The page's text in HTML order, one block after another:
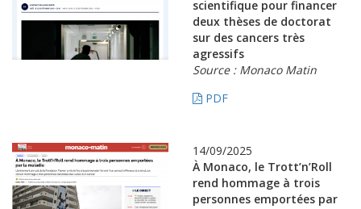
scientifique pour financer
deux thèses de doctorat
sur des cancers très
agressifs
Source : Monaco Matin
PDF
14/09/2025
À Monaco, le Trott’n’Roll
rend hommage à trois
personnes emportées par